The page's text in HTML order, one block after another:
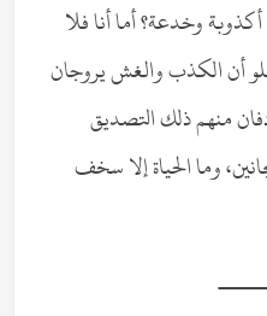
أكذوبة وخدعة؟ أما أنا فلا
أن الكذب والغش يروجان
منهم ذلك التصديق
وما الحياة إلا سخف